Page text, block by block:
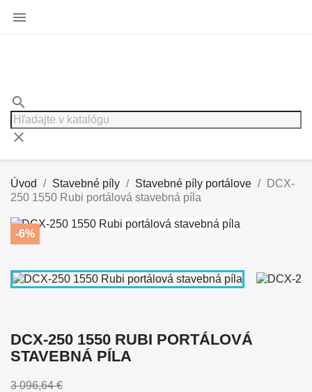

search
clear
Úvod Stavebné píly Stavebné píly portálove
DCX-
250 1550 Rubi portálová stavebná píla
-6%
DCX-250 1550 RUBI PORTÁLOVÁ
STAVEBNÁ PÍLA
3 096,64 €